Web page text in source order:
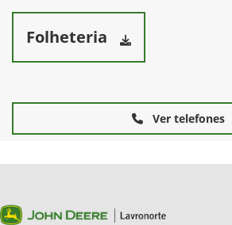
Folheteria
Ver telefones